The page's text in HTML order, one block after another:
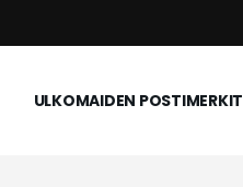
ULKOMAIDEN POSTIMERKIT